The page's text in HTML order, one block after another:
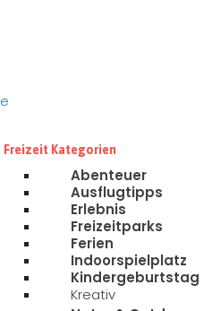
Freizeit Kategorien
Abenteuer
Ausflugtipps
Erlebnis
Freizeitparks
Ferien
Indoorspielplatz
Kindergeburtstag
Kreativ